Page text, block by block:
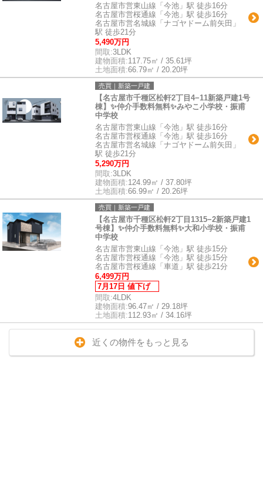
名古屋市営東山線「今池」駅 徒歩16分
名古屋市営桜通線「今池」駅 徒歩16分
名古屋市営名城線「ナゴヤドーム前矢田」
駅 徒歩21分
5,490万円
間取:3LDK
建物面積:117.75㎡ / 35.61坪
土地面積:66.79㎡ / 20.20坪
売買｜新築一戸建
【名古屋市千種区松軒2丁目4−11新築戸建1号
棟】✨️仲介手数料無料✨️みやこ小学校・振甫
中学校
名古屋市営東山線「今池」駅 徒歩16分
名古屋市営桜通線「今池」駅 徒歩16分
名古屋市営名城線「ナゴヤドーム前矢田」
駅 徒歩21分
5,290万円
間取:3LDK
建物面積:124.99㎡ / 37.80坪
土地面積:66.99㎡ / 20.26坪
売買｜新築一戸建
【名古屋市千種区松軒2丁目1315−2新築戸建1
号棟】✨️仲介手数料無料✨️大和小学校・振甫
中学校
名古屋市営東山線「今池」駅 徒歩15分
名古屋市営桜通線「今池」駅 徒歩15分
名古屋市営桜通線「車道」駅 徒歩21分
6,499万円
7月17日 値下げ
間取:4LDK
建物面積:96.47㎡ / 29.18坪
土地面積:112.93㎡ / 34.16坪
近くの物件をもっと見る